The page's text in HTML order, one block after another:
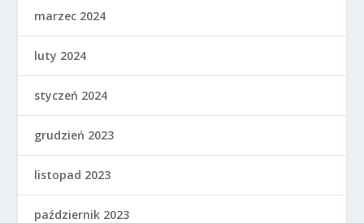
marzec 2024
luty 2024
styczeń 2024
grudzień 2023
listopad 2023
październik 2023